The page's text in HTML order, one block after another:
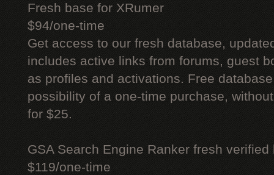
Fresh base for XRumer
$94/one-time
Get access to our fresh database,
includes active links from forums, guest
as profiles and activations. Free
possibility of a one-time purchase,
for $25.
GSA Search Engine Ranker fresh verified
$119/one-time